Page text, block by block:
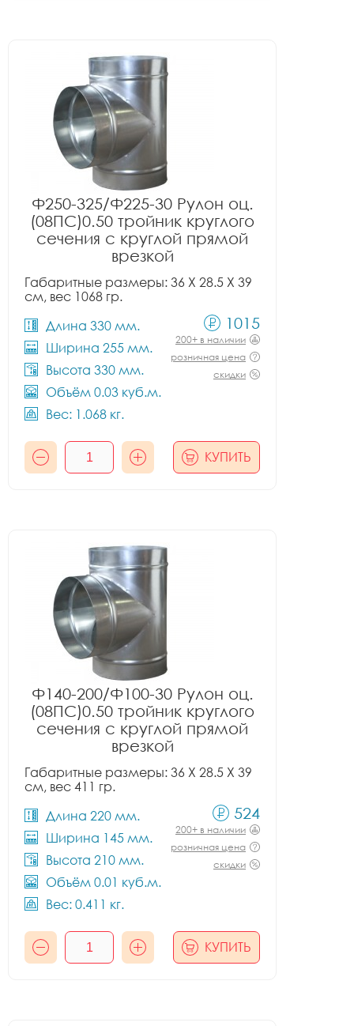
Ф250-325/Ф225-30 Рулон оц.
(08ПС)0.50 тройник круглого
сечения с круглой прямой
врезкой
Габаритные размеры: 36 X 28.5 X 39
см, вес 1068 гр.
Длина 330 мм.
Ширина 255 мм.
Высота 330 мм.
Объём 0.03 куб.м.
Вес: 1.068 кг.
1015
200+ в наличии
розничная цена
скидки
КУПИТЬ
Ф140-200/Ф100-30 Рулон оц.
(08ПС)0.50 тройник круглого
сечения с круглой прямой
врезкой
Габаритные размеры: 36 X 28.5 X 39
см, вес 411 гр.
Длина 220 мм.
Ширина 145 мм.
Высота 210 мм.
Объём 0.01 куб.м.
Вес: 0.411 кг.
524
200+ в наличии
розничная цена
скидки
КУПИТЬ